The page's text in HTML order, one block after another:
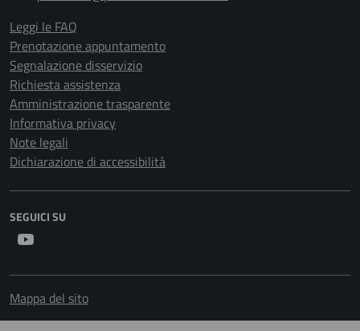
Leggi le FAQ
Prenotazione appuntamento
Segnalazione disservizio
Richiesta assistenza
Amministrazione trasparente
Informativa privacy
Note legali
Dichiarazione di accessibilità
SEGUICI SU
Mappa del sito